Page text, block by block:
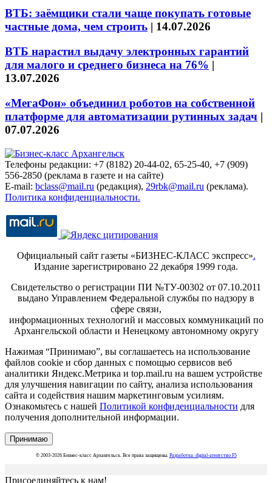
ВТБ: заёмщики стали чаще покупать готовые
частные дома, чем строить | 14.07.2026
ВТБ нарастил выдачу электронных гарантий
для малого и среднего бизнеса на 76% |
13.07.2026
«МегаФон» объединил роботов на собственной
платформе для автоматизации рутинных задач |
07.07.2026
Телефоны редакции: +7 (8182) 20-44-02, 65-25-40, +7 (909)
556-2850 (реклама в газете и на сайте)
E-mail: bclass@mail.ru (редакция), 29rbk@mail.ru (реклама).
Политика конфиденциальности.
Официальный сайт газеты «БИЗНЕС-КЛАСС экспресс».
Издание зарегистрировано 22 декабря 1999 года.
Свидетельство о регистрации ПИ №ТУ-00302 от 07.10.2011
выдано Управлением Федеральной службы по надзору в
сфере связи,
информационных технологий и массовых коммуникаций по
Архангельской области и Ненецкому автономному округу
Нажимая “Принимаю”, вы соглашаетесь на использование
файлов cookie и сбор данных с помощью сервисов веб
аналитики Яндекс.Метрика и top.mail.ru на вашем устройстве
для улучшения навигации по сайту, анализа использования
сайта и содействия нашим маркетинговым усилиям.
Ознакомьтесь с нашей Политикой конфиденциальности для
получения дополнительной информации.
Принимаю
© 2003-2026 Бизнес-класс Архангельск. Все права защищены. Разработка: digital-агентство F5
Присоединяйтесь к нам!